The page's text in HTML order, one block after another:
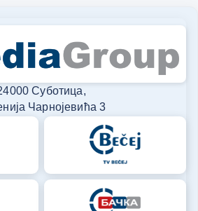
Суботица,
Чарнојевића 3